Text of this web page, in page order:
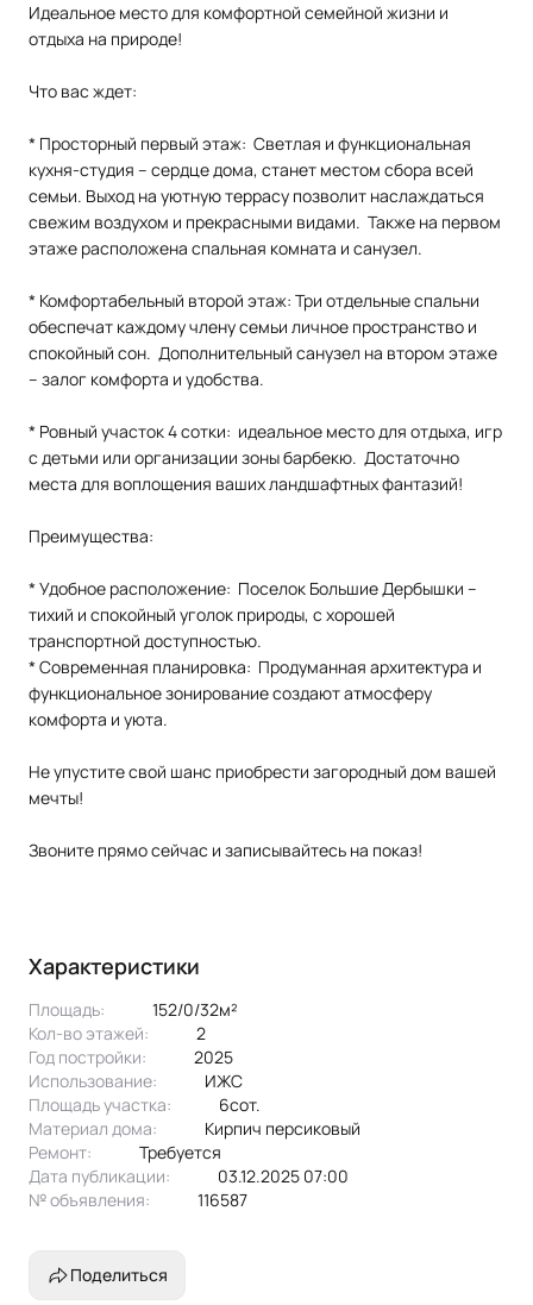
Идеальное место для комфортной семейной жизни и
отдыха на природе!
Что вас ждет:
* Просторный первый этаж: Светлая и функциональная
кухня-студия – сердце дома, станет местом сбора всей
семьи. Выход на уютную террасу позволит наслаждаться
свежим воздухом и прекрасными видами. Также на первом
этаже расположена спальная комната и санузел.
* Комфортабельный второй этаж: Три отдельные спальни
обеспечат каждому члену семьи личное пространство и
спокойный сон. Дополнительный санузел на втором этаже
– залог комфорта и удобства.
* Ровный участок 4 сотки: идеальное место для отдыха, игр
с детьми или организации зоны барбекю. Достаточно
места для воплощения ваших ландшафтных фантазий!
Преимущества:
* Удобное расположение: Поселок Большие Дербышки –
тихий и спокойный уголок природы, с хорошей
транспортной доступностью.
* Современная планировка: Продуманная архитектура и
функциональное зонирование создают атмосферу
комфорта и уюта.
Не упустите свой шанс приобрести загородный дом вашей
мечты!
Звоните прямо сейчас и записывайтесь на показ!
Характеристики
Площадь:
152/0/32м²
Кол-во этажей:
2
Год постройки:
2025
Использование:
ИЖС
Площадь участка:
6сот.
Материал дома:
кирпич персиковый
Ремонт:
Требуется
Дата публикации:
03.12.2025 07:00
№ объявления:
116587
Поделиться